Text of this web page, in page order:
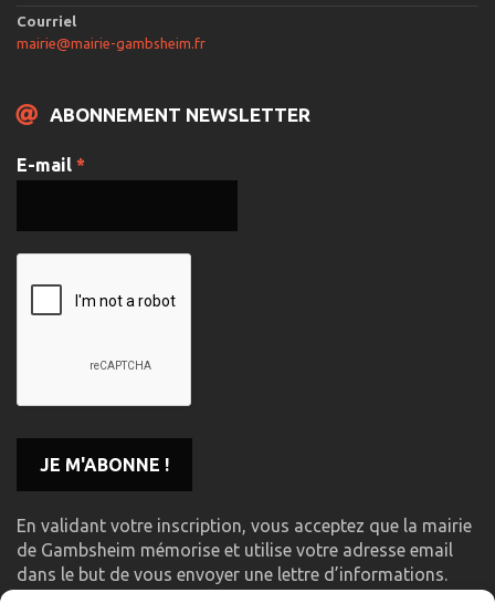
Courriel
mairie@mairie-gambsheim.fr
ABONNEMENT NEWSLETTER
E-mail *
En validant votre inscription, vous acceptez que la mairie
de Gambsheim mémorise et utilise votre adresse email
dans le but de vous envoyer une lettre d’informations.